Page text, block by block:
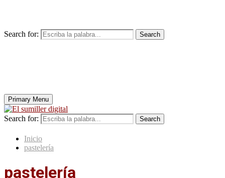
Search for: Search
Primary Menu
Search for: Search
Inicio
pastelería
pastelería